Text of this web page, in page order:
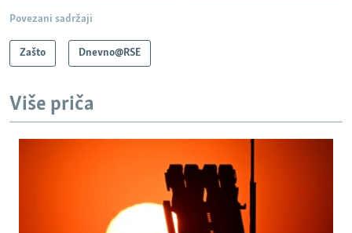
Povezani sadržaji
Zašto Dnevno@RSE
Više priča